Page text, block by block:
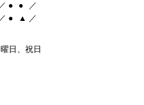
／ ● ●
／
／ ● ▲ ／
日、祝日